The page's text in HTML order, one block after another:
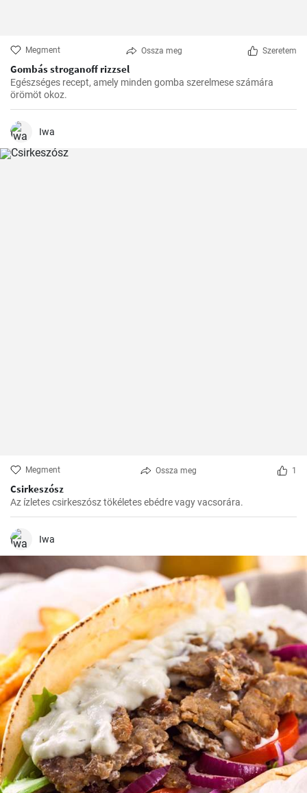
Megment Ossza meg Szeretem
Gombás stroganoff rizzsel
Egészséges recept, amely minden gomba szerelmese számára
örömöt okoz.
Iwa
Megment Ossza meg 1
Csirkeszósz
Az ízletes csirkeszósz tökéletes ebédre vagy vacsorára.
Iwa